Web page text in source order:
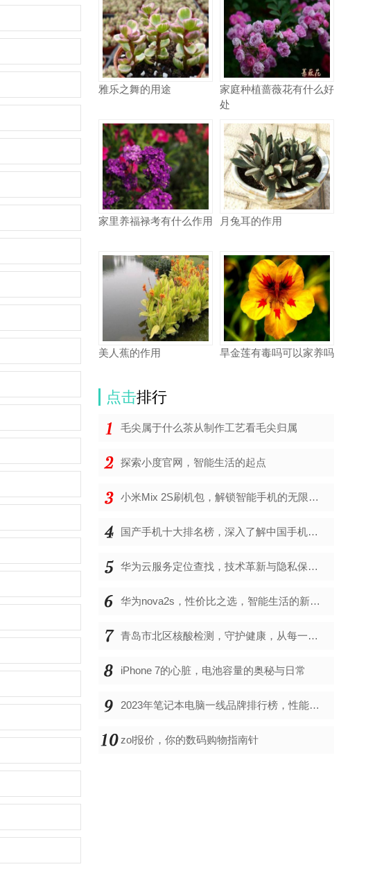
雅乐之舞的用途
家庭种植蔷薇花有什么好
处
家里养福禄考有什么作用 月兔耳的作用
美人蕉的作用 旱金莲有毒吗可以家养吗
点击排行
毛尖属于什么茶从制作工艺看毛尖归属
探索小度官网，智能生活的起点
小米Mix 2S刷机包，解锁智能手机的无限可能
国产手机十大排名榜，深入了解中国手机市场的佼佼者
华为云服务定位查找，技术革新与隐私保护的双重奏
华为nova2s，性价比之选，智能生活的新伙伴
青岛市北区核酸检测，守护健康，从每一次检测开始
iPhone 7的心脏，电池容量的奥秘与日常
2023年笔记本电脑一线品牌排行榜，性能、创新与用户满意度的综合考量
zol报价，你的数码购物指南针